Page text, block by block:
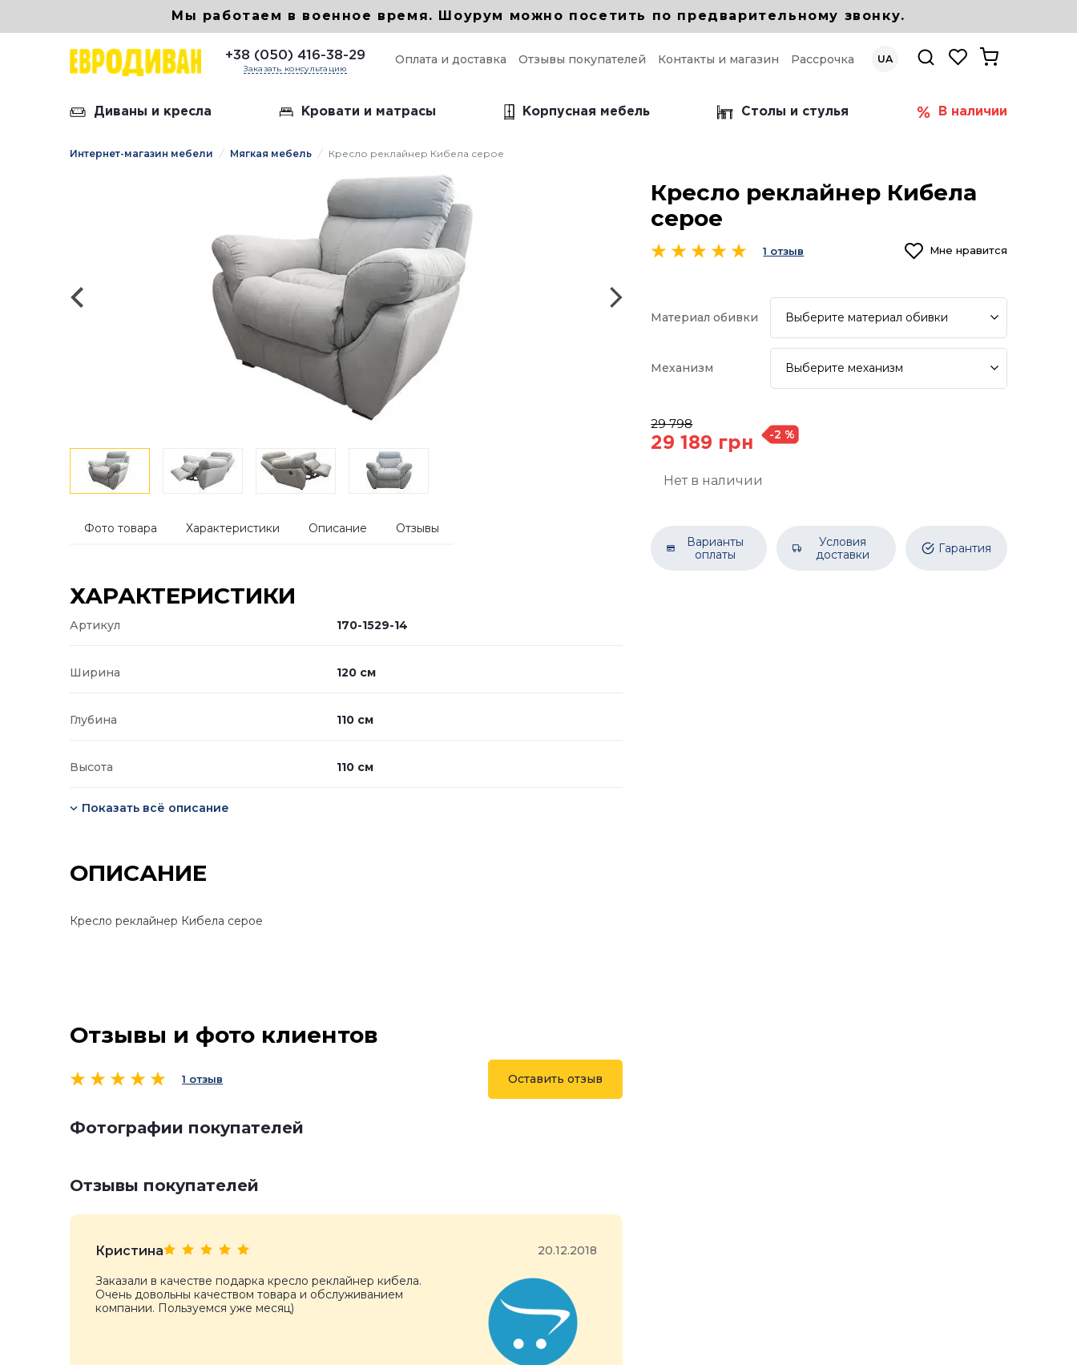
Мы работаем в военное время. Шоурум можно посетить по предварительному звонку.
+38 (050) 416-38-29
Заказать консультацию
Оплата и доставка Отзывы покупателей Контакты и магазин Рассрочка UA
Диваны и кресла
Диван прямой для кухни
Диван прямой в гостиную
Диван прямой Еврокнижка
Кровати и матрасы Корпусная мебель Столы и стулья В наличии
Интернет-магазин мебели Мягкая мебель Кресло реклайнер Кибела серое
Фото товара Характеристики Описание Отзывы
ХАРАКТЕРИСТИКИ
Артикул 170-1529-14
Ширина 120 см
Глубина 110 см
Высота 110 см
Показать всё описание
ОПИСАНИЕ
Кресло реклайнер Кибела серое
Отзывы и фото клиентов
1 отзыв Оставить отзыв
Фотографии покупателей
Отзывы покупателей
Кристина 20.12.2018
Заказали в качестве подарка кресло реклайнер кибела.
Очень довольны качеством товара и обслуживанием
компании. Пользуемся уже месяц)
Кресло реклайнер Кибела
серое
1 отзыв Мне нравится
Материал обивки Выберите материал обивки
Механизм Выберите механизм
29 798
29 189 грн -2 %
Нет в наличии
Варианты
оплаты
Условия
доставки
Гарантия